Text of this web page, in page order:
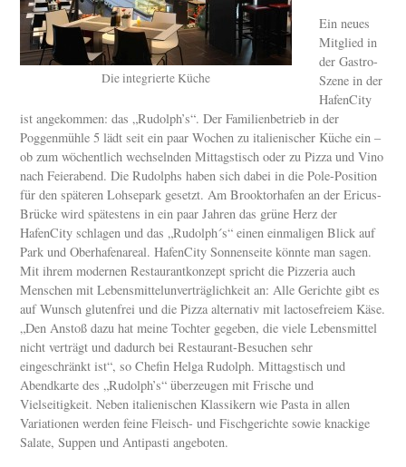
Die integrierte Küche
Ein neues
Mitglied in
der Gastro-
Szene in der
HafenCity
ist angekommen: das „Rudolph’s“. Der Familienbetrieb in der
Poggenmühle 5 lädt seit ein paar Wochen zu italienischer Küche ein –
ob zum wöchentlich wechselnden Mittagstisch oder zu Pizza und Vino
nach Feierabend. Die Rudolphs haben sich dabei in die Pole-Position
für den späteren Lohsepark gesetzt. Am Brooktorhafen an der Ericus-
Brücke wird spätestens in ein paar Jahren das grüne Herz der
HafenCity schlagen und das „Rudolph´s“ einen einmaligen Blick auf
Park und Oberhafenareal. HafenCity Sonnenseite könnte man sagen.
Mit ihrem modernen Restaurantkonzept spricht die Pizzeria auch
Menschen mit Lebensmittelunverträglichkeit an: Alle Gerichte gibt es
auf Wunsch glutenfrei und die Pizza alternativ mit lactosefreiem Käse.
„Den Anstoß dazu hat meine Tochter gegeben, die viele Lebensmittel
nicht verträgt und dadurch bei Restaurant-Besuchen sehr
eingeschränkt ist“, so Chefin Helga Rudolph. Mittagstisch und
Abendkarte des „Rudolph’s“ überzeugen mit Frische und
Vielseitigkeit. Neben italienischen Klassikern wie Pasta in allen
Variationen werden feine Fleisch- und Fischgerichte sowie knackige
Salate, Suppen und Antipasti angeboten.